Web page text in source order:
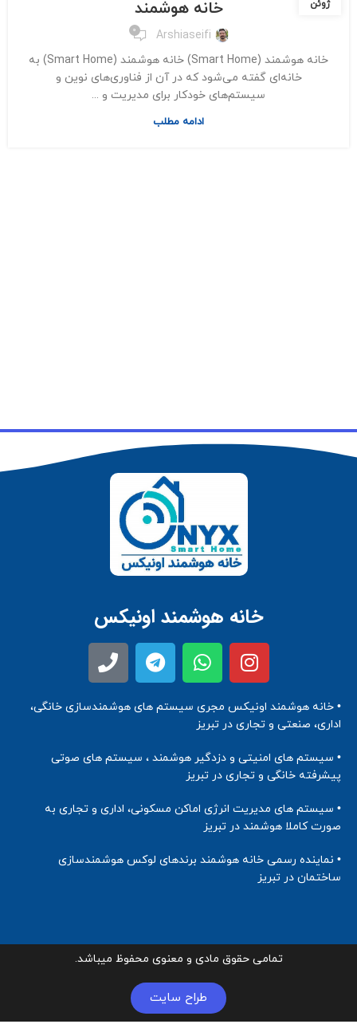
ژوئن خانه هوشمند
Arshiaseifi
0
خانه هوشمند (Smart Home) خانه هوشمند (Smart Home) به
خانه‌ای گفته می‌شود که در آن از فناوری‌های نوین و
سیستم‌های خودکار برای مدیریت و ...
ادامه مطلب
خانه هوشمند اونیکس
• خانه هوشمند اونیکس مجری سیستم های هوشمندسازی خانگی،
اداری، صنعتی و تجاری در تبریز
• سیستم های امنیتی و دزدگیر هوشمند ، سیستم های صوتی
پیشرفته خانگی و تجاری در تبریز
• سیستم های مدیریت انرژی اماکن مسکونی، اداری و تجاری به
صورت کاملا هوشمند در تبریز
• نماینده رسمی خانه هوشمند برندهای لوکس هوشمندسازی
ساختمان در تبریز
تمامی حقوق مادی و معنوی محفوظ میباشد.
طراح سایت